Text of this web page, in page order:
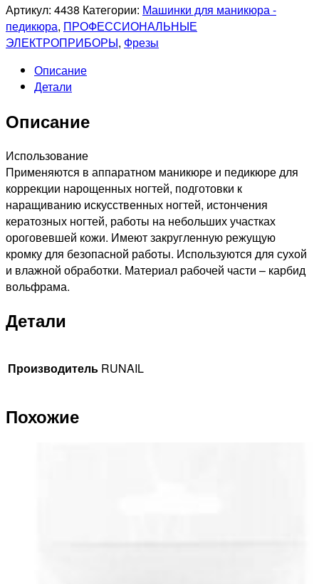
Артикул: 4438 Категории: Машинки для маникюра -
педикюра, ПРОФЕССИОНАЛЬНЫЕ
ЭЛЕКТРОПРИБОРЫ, Фрезы
Описание
Детали
Описание
Использование
Применяются в аппаратном маникюре и педикюре для
коррекции нарощенных ногтей, подготовки к
наращиванию искусственных ногтей, истончения
кератозных ногтей, работы на небольших участках
ороговевшей кожи. Имеют закругленную режущую
кромку для безопасной работы. Используются для сухой
и влажной обработки. Материал рабочей части – карбид
вольфрама.
Детали
Производитель RUNAIL
Похожие